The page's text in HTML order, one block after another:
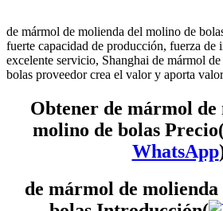
de mármol de molienda del molino de
fuerte capacidad de producción, fuerza de
excelente servicio, Shanghai de mármol
bolas proveedor crea el valor y aporta
Obtener de mármol de
molino de bolas
WhatsApp
de mármol de